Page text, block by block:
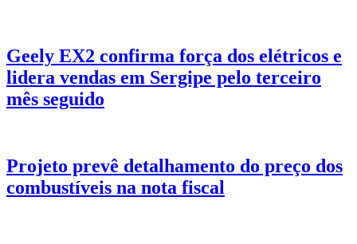
Geely EX2 confirma força dos elétricos e
lidera vendas em Sergipe pelo terceiro
mês seguido
Projeto prevê detalhamento do preço dos
combustíveis na nota fiscal